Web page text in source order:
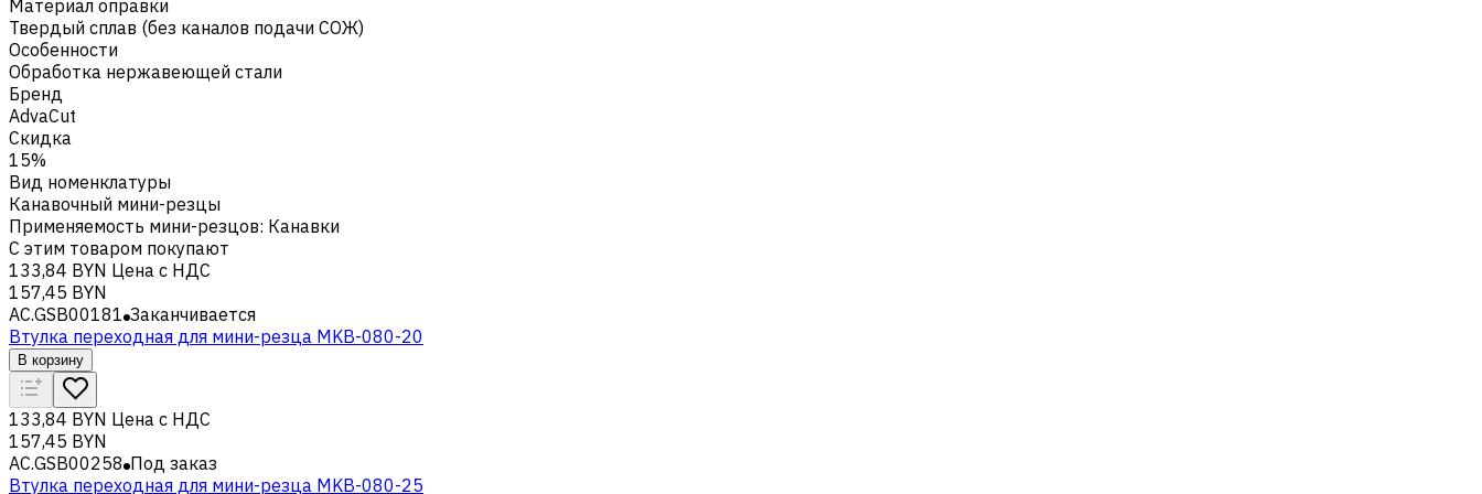
Материал оправки
Твердый сплав (без каналов подачи СОЖ)
Особенности
Обработка нержавеющей стали
Бренд
AdvaCut
Скидка
15%
Вид номенклатуры
Канавочный мини-резцы
Применяемость мини-резцов: Канавки
С этим товаром покупают
133,84 BYN Цена с НДС
157,45 BYN
AC.GSB00181 Заканчивается
Втулка переходная для мини-резца MKB-080-20
В корзину
133,84 BYN Цена с НДС
157,45 BYN
AC.GSB00258 Под заказ
Втулка переходная для мини-резца MKB-080-25